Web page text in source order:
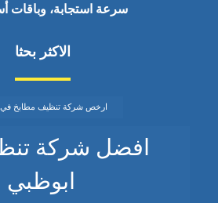
سرعة استجابة، وباقات
الاكثر بحثا
ارخص شركة تنظيف مطابخ في
افضل شركة
ابوظبي